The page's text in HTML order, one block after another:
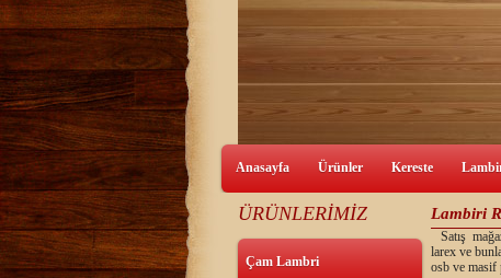
Anasayfa Ürünler Kereste
ÜRÜNLERİMİZ
Çam Lambri
Lambiri
Satış
larex ve
osb ve masif